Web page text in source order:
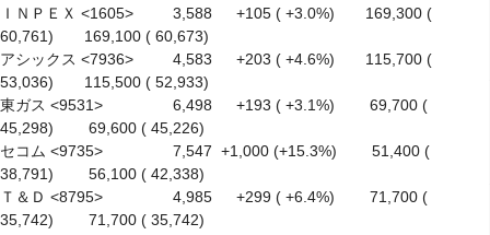
ＩＮＰＥＸ <1605> 　　 3,588 　 +105 ( +3.0%)　　169,300 (
60,761)　　169,100 ( 60,673)
アシックス <7936> 　　 4,583 　 +203 ( +4.6%)　　115,700 (
53,036)　　115,500 ( 52,933)
東ガス <9531> 　　　　 6,498 　 +193 ( +3.1%)　　 69,700 (
45,298)　　 69,600 ( 45,226)
セコム <9735> 　　　　 7,547  +1,000 (+15.3%)　　 51,400 (
38,791)　　 56,100 ( 42,338)
Ｔ＆Ｄ <8795> 　　　　 4,985 　 +299 ( +6.4%)　　 71,700 (
35,742)　　 71,700 ( 35,742)